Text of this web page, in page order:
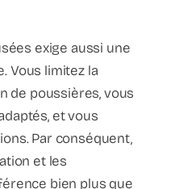
exige aussi une
Vous limitez la
de poussières, vous
et vous
Par conséquent,
et les
bien plus que